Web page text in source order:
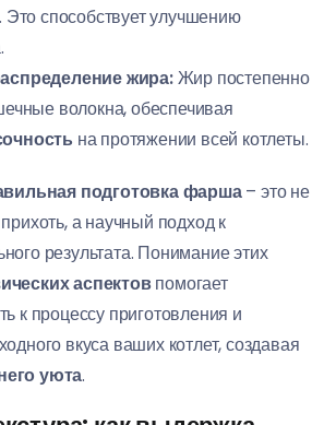
Это способствует улучшению
жира:Жир постепенно
волокна, обеспечивая
на протяжении всей котлеты.
подготовка фарша– это не
а научный подход к
результата. Понимание этих
аспектовпомогает
к процессу приготовления и
вкуса ваших котлет, создавая
уюта.